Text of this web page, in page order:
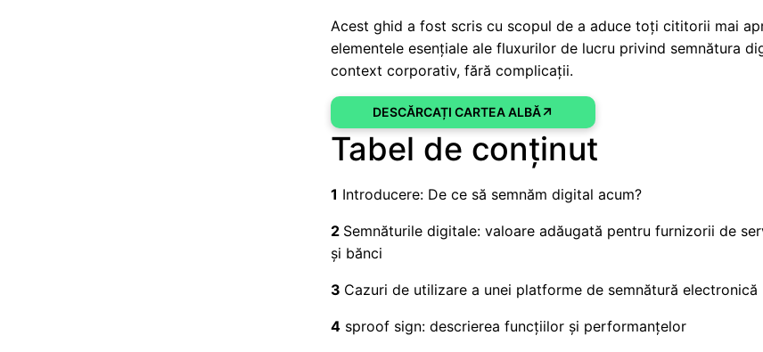
Acest ghid a fost scris cu scopul de a aduce toți cititorii mai
elementele esențiale ale fluxurilor de lucru privind semnătura
context corporativ, fără complicații.
DESCĂRCAȚI CARTEA ALBĂ
Tabel de conținut
1 Introducere: De ce să semnăm digital acum?
2 Semnăturile digitale: valoare adăugată pentru furnizorii de
și bănci
3 Cazuri de utilizare a unei platforme de semnătură electronică
4 sproof sign: descrierea funcțiilor și performanțelor